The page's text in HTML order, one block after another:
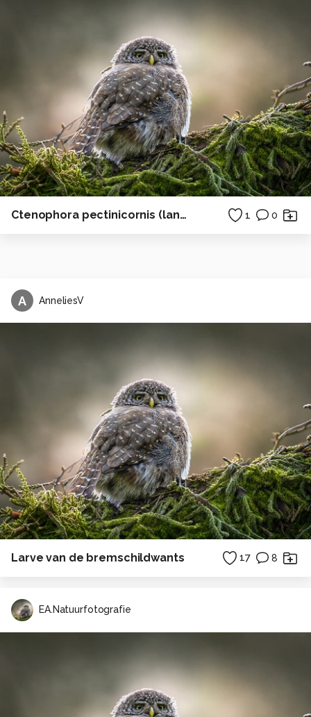
Ctenophora pectinicornis (langpootmug) 1 0
A AnneliesV
Larve van de bremschildwants 17 8
EA.Natuurfotografie